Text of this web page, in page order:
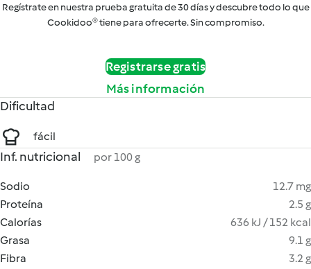
Regístrate en nuestra prueba gratuita de 30 días y descubre todo lo que
Cookidoo® tiene para ofrecerte. Sin compromiso.
Registrarse gratis
Más información
Dificultad
fácil
Inf. nutricional por 100 g
Sodio
12.7 mg
Proteína
2.5 g
Calorías
636 kJ / 152 kcal
Grasa
9.1 g
Fibra
3.2 g